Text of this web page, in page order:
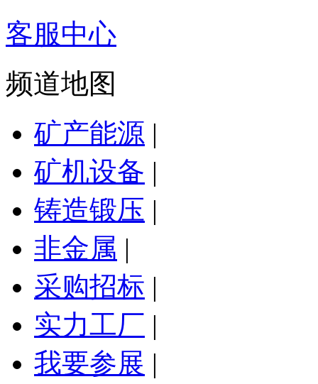
客服中心
频道地图
矿产能源 |
矿机设备 |
铸造锻压 |
非金属 |
采购招标 |
实力工厂 |
我要参展 |